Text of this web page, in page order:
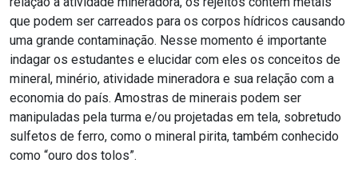
que podem ser carreados para os corpos hídricos causando
uma grande contaminação. Nesse momento é importante
indagar os estudantes e elucidar com eles os conceitos de
mineral, minério, atividade mineradora e sua relação com a
economia do país. Amostras de minerais podem ser
manipuladas pela turma e/ou projetadas em tela, sobretudo
sulfetos de ferro, como o mineral pirita, também conhecido
como “ouro dos tolos”.